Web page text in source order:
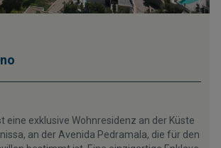
eine exklusive Wohnresidenz an der Küste
an der Avenida Pedramala, die für den